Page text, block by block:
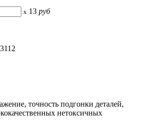
x 13 руб
точность подгонки деталей,
нетоксичных